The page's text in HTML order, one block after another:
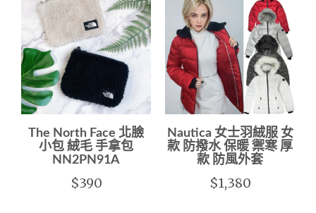
The North Face 北臉
小包 絨毛 手拿包
NN2PN91A
$390
Nautica 女士羽絨服 女
款 防撥水 保暖 禦寒 厚
款 防風外套
$1,380